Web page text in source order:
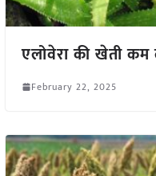
एलोवेरा की खेती
February 22, 2025